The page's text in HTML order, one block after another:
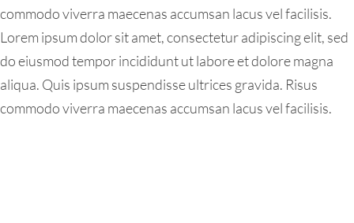
commodo viverra maecenas accumsan lacus vel facilisis.
Lorem ipsum dolor sit amet, consectetur adipiscing elit, sed
do eiusmod tempor incididunt ut labore et dolore magna
aliqua. Quis ipsum suspendisse ultrices gravida. Risus
commodo viverra maecenas accumsan lacus vel facilisis.